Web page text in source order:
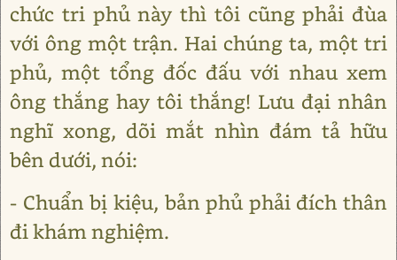
chức tri phủ này thì tôi cũng phải đùa
với ông một trận. Hai chúng ta, một tri
phủ, một tổng đốc đấu với nhau xem
ông thắng hay tôi thắng! Lưu đại nhân
nghĩ xong, dõi mắt nhìn đám tả hữu
bên dưới, nói:
- Chuẩn bị kiệu, bản phủ phải đích thân
đi khám nghiệm.